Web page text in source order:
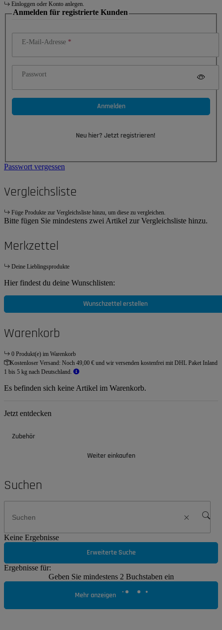
Einloggen oder Konto anlegen.
Anmelden für registrierte Kunden
E-Mail-Adresse
Passwort
Anmelden
Neu hier? Jetzt registrieren!
Passwort vergessen
Vergleichsliste
Füge Produkte zur Vergleichsliste hinzu, um diese zu vergleichen.
Bitte fügen Sie mindestens zwei Artikel zur Vergleichsliste hinzu.
Merkzettel
Deine Lieblingsprodukte
Hier findest du deine Wunschlisten:
Wunschzettel erstellen
Warenkorb
0 Produkt(e) im Warenkorb
Kostenloser Versand: Noch 49,00 € und wir versenden kostenfrei mit DHL Paket Inland
1 bis 5 kg nach Deutschland.
Es befinden sich keine Artikel im Warenkorb.
Jetzt entdecken
Zubehör
Weiter einkaufen
Suchen
Keine Ergebnisse
Erweiterte Suche
Ergebnisse für:
Geben Sie mindestens 2 Buchstaben ein
Mehr anzeigen